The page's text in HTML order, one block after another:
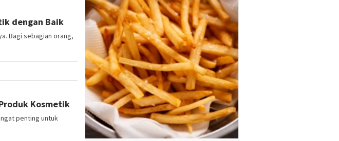
dengan Baik
Bagi sebagian orang,
Kosmetik
penting untuk